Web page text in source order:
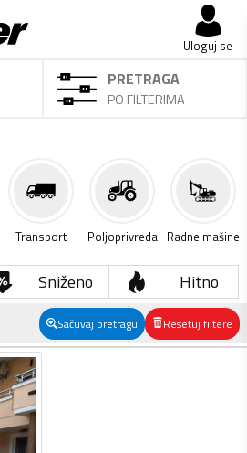
Uloguj se
PRETRAGA
PO FILTERIMA
Transport Poljoprivreda Radne mašine
Sniženo Hitno
Sačuvaj pretragu Resetuj filtere